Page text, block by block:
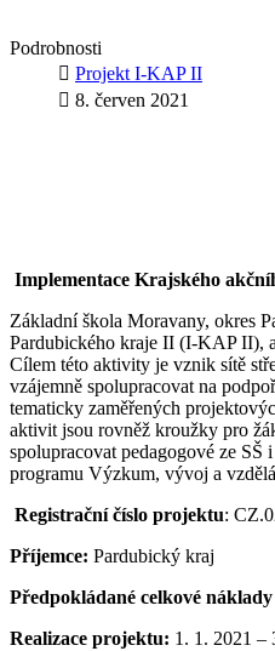
Podrobnosti
Projekt I-KAP II
8. červen 2021
Implementace Krajského
Základní škola Moravany, okres
Pardubického kraje II (I-KAP II),
Cílem této aktivity je vznik sítě
vzájemně spolupracovat na
tematicky zaměřených
aktivit jsou rovněž kroužky pro
spolupracovat pedagogové ze
programu Výzkum, vývoj a
Registrační číslo projektu:
Příjemce: Pardubický kraj
Předpokládané celkové
Realizace projektu: 1. 1. 2021 –